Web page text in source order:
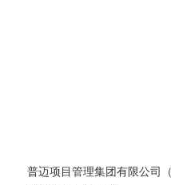
普迈项目管理集团有限公司